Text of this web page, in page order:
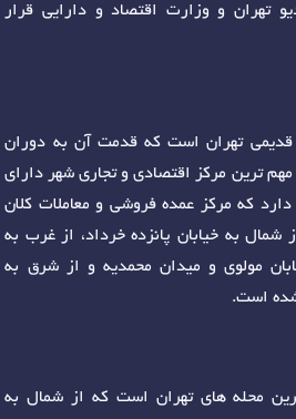
تهران و وزارت اقتصاد و دارایی قرار
قدیمی تهران است که قدمت آن به دوران
مهم ترین مرکز اقتصادی و تجاری شهر دارای
دارد که مرکز عمده فروشی و معاملات کلان
شمال به خیابان پانزده خرداد، از غرب به
مولوی و میدان محمدیه و از شرق به
است.
محله های تهران است که از شمال به